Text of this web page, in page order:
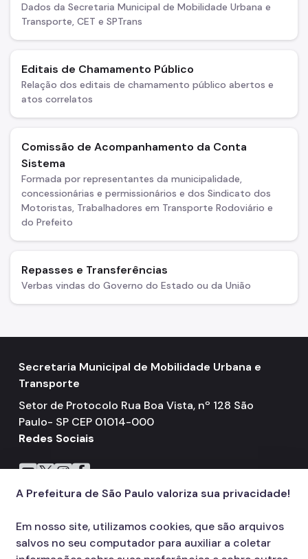
Dados da Secretaria Municipal de Mobilidade Urbana e
Transporte, CET e SPTrans
Editais de Chamamento Público
Relação dos editais de chamamento público abertos e
atos correlatos
Comissão de Acompanhamento da Conta
Sistema
Formada por representantes da municipalidade,
concessionárias e permissionários e dos Sindicato dos
Motoristas, Trabalhadores em Transporte Rodoviário e
do Prefeito
Repasses e Transferências
Verbas vindas do Governo do Estado ou da União
Secretaria Municipal de Mobilidade Urbana e
Transporte
Setor de Protocolo Rua Boa Vista, nº 128 São
Paulo- SP CEP 01014-000
Redes Sociais
Icone do YouTube
Icone do X
Icone do Instagram
Icone do Facebook
A Prefeitura de São Paulo valoriza sua privacidade!
Em nosso site, utilizamos cookies, que são arquivos
salvos no seu computador para auxiliar a coletar